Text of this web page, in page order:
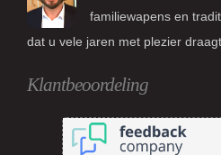
familiewapens en
dat u vele jaren met plezier
Klantbeoordeling